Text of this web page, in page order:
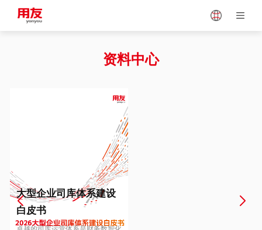
Vietnam
Europe
Hungary
资料中心
大型企业司库体系建设
白皮书